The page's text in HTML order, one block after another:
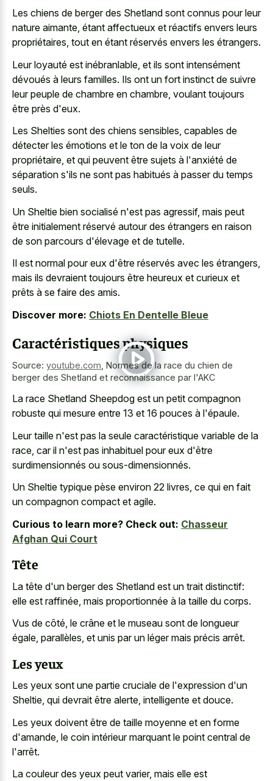
Les chiens de berger des Shetland sont connus pour leur
nature aimante, étant affectueux et réactifs envers leurs
propriétaires, tout en étant réservés envers les étrangers.
Leur loyauté est inébranlable, et ils sont intensément
dévoués à leurs familles. Ils ont un fort instinct de suivre
leur peuple de chambre en chambre, voulant toujours
être près d'eux.
Les Shelties sont des chiens sensibles, capables de
détecter les émotions et le ton de la voix de leur
propriétaire, et qui peuvent être sujets à l'anxiété de
séparation s'ils ne sont pas habitués à passer du temps
seuls.
Un Sheltie bien socialisé n'est pas agressif, mais peut
être initialement réservé autour des étrangers en raison
de son parcours d'élevage et de tutelle.
Il est normal pour eux d'être réservés avec les étrangers,
mais ils devraient toujours être heureux et curieux et
prêts à se faire des amis.
Discover more: Chiots En Dentelle Bleue
Caractéristiques physiques
Source: youtube.com Normes de la race du chien de
berger des Shetland et reconnaissance par l'AKC
La race Shetland Sheepdog est un petit compagnon
robuste qui mesure entre 13 et 16 pouces à l'épaule.
Leur taille n'est pas la seule caractéristique variable de la
race, car il n'est pas inhabituel pour eux d'être
surdimensionnés ou sous-dimensionnés.
Un Sheltie typique pèse environ 22 livres, ce qui en fait
un compagnon compact et agile.
Curious to learn more? Check out: Chasseur
Afghan Qui Court
Tête
La tête d'un berger des Shetland est un trait distinctif:
elle est raffinée, mais proportionnée à la taille du corps.
Vus de côté, le crâne et le museau sont de longueur
égale, parallèles, et unis par un léger mais précis arrêt.
Les yeux
Les yeux sont une partie cruciale de l'expression d'un
Sheltie, qui devrait être alerte, intelligente et douce.
Les yeux doivent être de taille moyenne et en forme
d'amande, le coin intérieur marquant le point central de
l'arrêt.
La couleur des yeux peut varier, mais elle est